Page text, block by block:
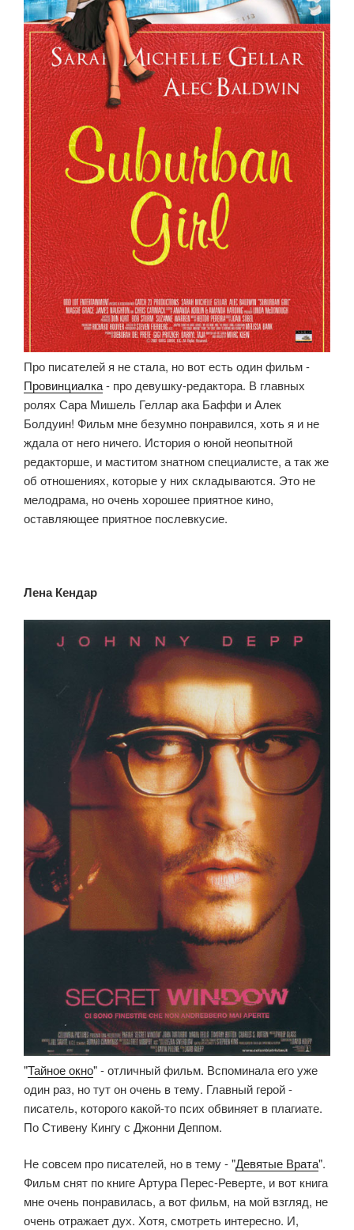
Про писателей я не стала, но вот есть один фильм -
Провинциалка- про девушку-редактора. В главных
ролях Сара Мишель Геллар ака Баффи и Алек
Болдуин! Фильм мне безумно понравился, хоть я и не
ждала от него ничего. История о юной неопытной
редакторше, и маститом знатном специалисте, а так же
об отношениях, которые у них складываются. Это не
мелодрама, но очень хорошее приятное кино,
оставляющее приятное послевкусие.
Лена Кендар
"Тайное окно" - отличный фильм. Вспоминала его уже
один раз, но тут он очень в тему. Главный герой -
писатель, которого какой-то псих обвиняет в плагиате.
По Стивену Кингу с Джонни Деппом.
Не совсем про писателей, но в тему - "Девятые Врата".
Фильм снят по книге Артура Перес-Реверте, и вот книга
мне очень понравилась, а вот фильм, на мой взгляд, не
очень отражает дух. Хотя, смотреть интересно. И,